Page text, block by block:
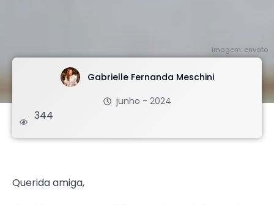
imagem: envato
Gabrielle Fernanda Meschini
junho - 2024
344
Querida amiga,